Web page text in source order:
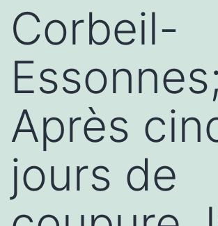
Corbeil-
Essonnes;
Après
jours de